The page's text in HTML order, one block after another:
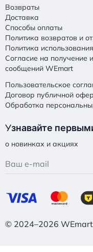
Возвраты
Доставка
Способы оплаты
Политика возвратов и
Политика
Согласие на
сообщений WEmart
Пользовательское
Договор публичной
Обработка
Узнавайте
о новинках и акциях
© 2024–2026 WEmart